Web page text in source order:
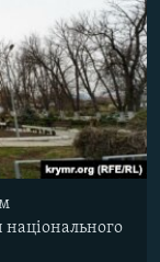
національного